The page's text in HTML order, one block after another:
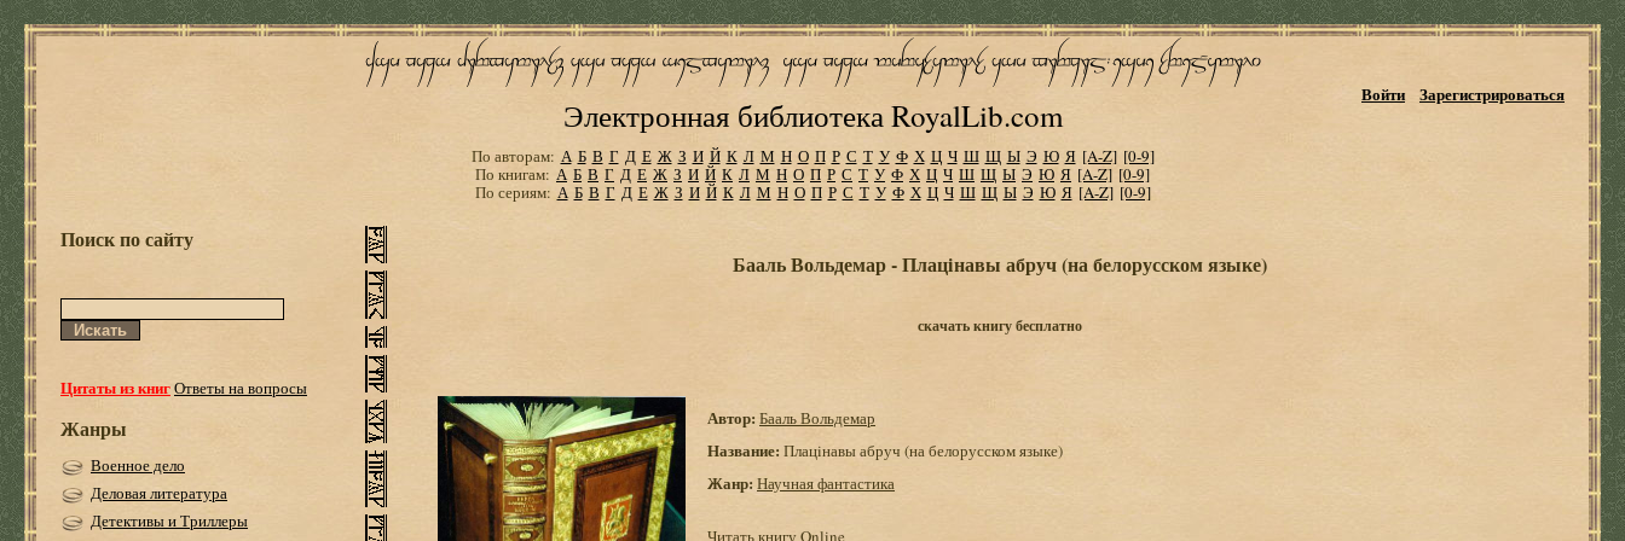
Электронная библиотека RoyalLib.com
Войти Зарегистрироваться
По авторам: А Б В Г Д Е Ж З И Й К Л М Н О П Р С Т У Ф Х Ц Ч Ш Щ Ы Э Ю Я [A-Z] [0-9]
По книгам: А Б В Г Д Е Ж З И Й К Л М Н О П Р С Т У Ф Х Ц Ч Ш Щ Ы Э Ю Я [A-Z] [0-9]
По сериям: А Б В Г Д Е Ж З И Й К Л М Н О П Р С Т У Ф Х Ц Ч Ш Щ Ы Э Ю Я [A-Z] [0-9]
Поиск по сайту
Цитаты из книгОтветы на вопросы
Жанры
Военное дело
Деловая литература
Детективы и Триллеры
Бааль Вольдемар - Плацiнавы абруч (на белорусском языке)
скачать книгу бесплатно
Автор: Бааль Вольдемар
Название: Плацiнавы абруч (на белорусском языке)
Жанр: Научная фантастика
Читать книгу Online